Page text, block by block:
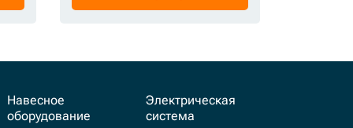
Навесное
оборудование
Электрическая
система